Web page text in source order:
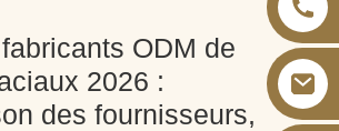
ODM de
2026 :
des fournisseurs,